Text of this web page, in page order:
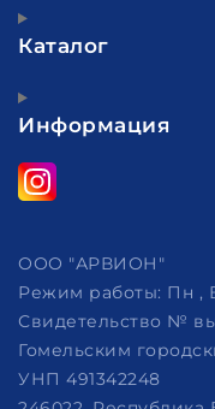
Каталог
Информация
ООО "АРВИОН"
Режим работы: Пн ,
Свидетельство №
Гомельским
УНП 491342248